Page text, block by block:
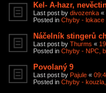
Kel- A-hazr,
Last post by divozenka «
Posted in Chyby - lokace
Náčelník stingerů
Last post by Thurms «
Posted in Chyby - NPC,
Povolaný 9
Last post by Pajule «
Posted in Chyby - kouzla,